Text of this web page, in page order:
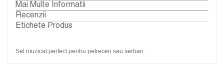
Mai Multe Informatii
Recenzii
Etichete Produs
Set muzical perfect pentru petreceri sau serbari.